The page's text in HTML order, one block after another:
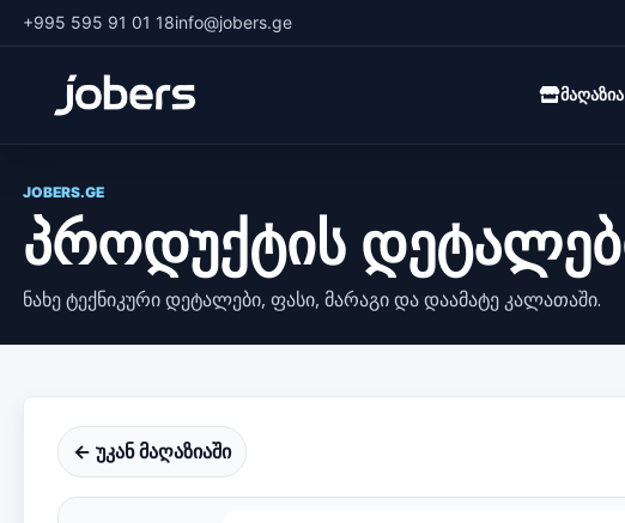
+995 595 91 01 18info@jobers.ge
მაღაზია
JOBERS.GE
პროდუქტის
ნახე ტექნიკური დეტალები, ფასი, მარაგი და დაამატე კალათაში.
← უკან მაღაზიაში